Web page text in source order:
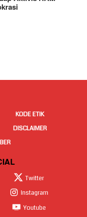
KODE ETIK
DISCLAIMER
Twitter
Instagram
Youtube